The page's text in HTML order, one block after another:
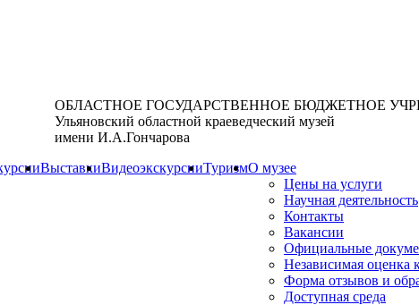
ОБЛАСТНОЕ ГОСУДАРСТВЕННОЕ БЮДЖЕТНОЕ
Ульяновский областной краеведческий музей
имени И.А.Гончарова
ВыставкиВидеоэкскурсииТуризмО музее
Цены на услуги
Научная деятельность
Контакты
Вакансии
Официальные
Независимая оценка
Форма отзывов и
Доступная среда